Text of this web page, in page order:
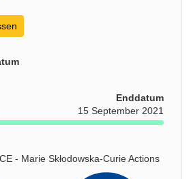
Enddatum
15 September 2021
- Marie Skłodowska-Curie Actions